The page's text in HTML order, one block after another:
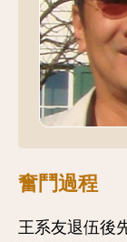
奮鬥過程
王系友退伍後